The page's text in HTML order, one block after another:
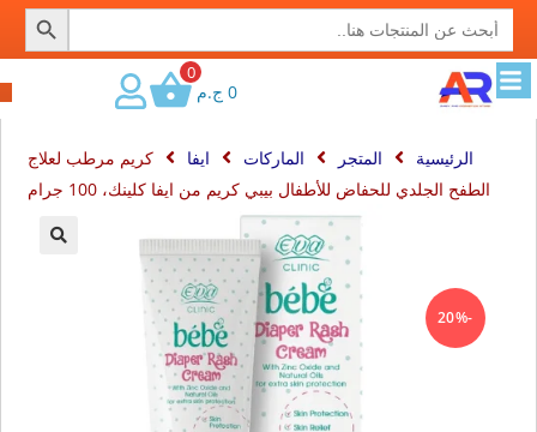
Search
for:
SEARCH BUTTON
0 ج.م
0
الرئيسية المتجر الماركات ايفا
كريم مرطب لعلاج
الطفح الجلدي للحفاض للأطفال بيبي كريم من ايفا كلينك، 100 جرام
-20%